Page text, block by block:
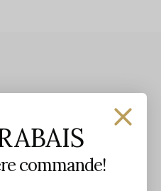
Verne, Local 103
Canada
commande!